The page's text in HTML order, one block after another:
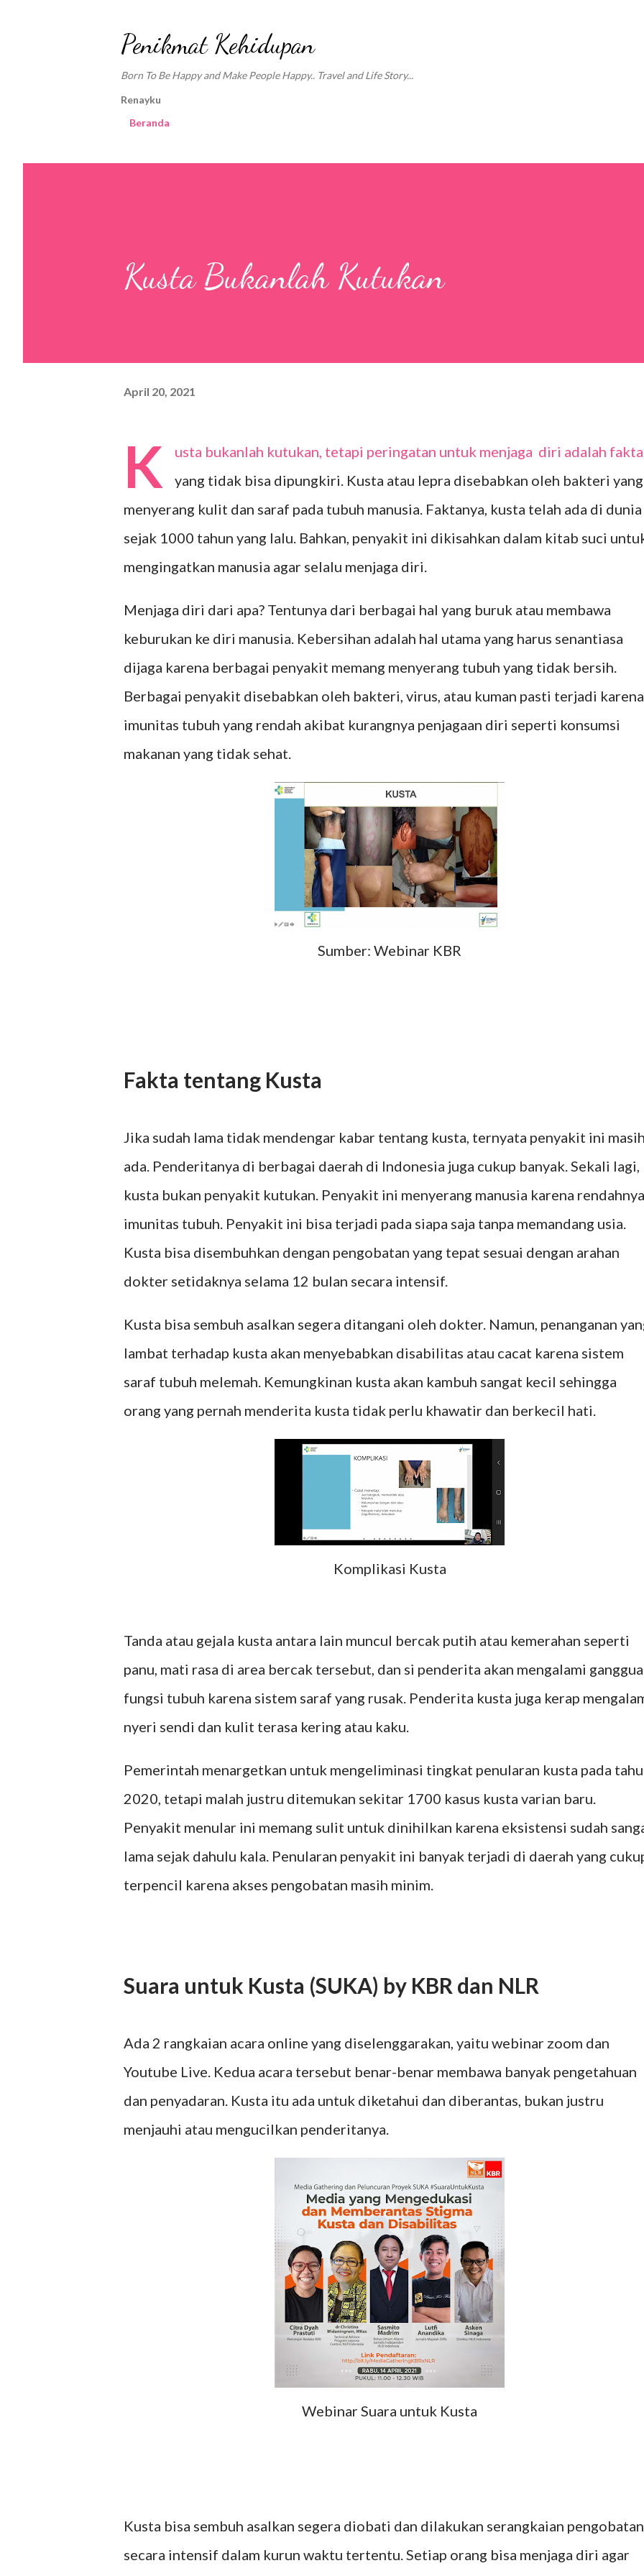
Penikmat Kehidupan
Born To Be Happy and Make People Happy.. Travel and Life Story...
Renayku
Beranda
Kusta Bukanlah Kutukan
April 20, 2021
K
usta bukanlah kutukan, tetapi peringatan untuk menjaga diri adalah fakta
yang tidak bisa dipungkiri. Kusta atau lepra disebabkan oleh bakteri yang
menyerang kulit dan saraf pada tubuh manusia. Faktanya, kusta telah ada di dunia
sejak 1000 tahun yang lalu. Bahkan, penyakit ini dikisahkan dalam kitab suci
mengingatkan manusia agar selalu menjaga diri.
Menjaga diri dari apa? Tentunya dari berbagai hal yang buruk atau membawa
keburukan ke diri manusia. Kebersihan adalah hal utama yang harus senantiasa
dijaga karena berbagai penyakit memang menyerang tubuh yang tidak bersih.
Berbagai penyakit disebabkan oleh bakteri, virus, atau kuman pasti terjadi karena
imunitas tubuh yang rendah akibat kurangnya penjagaan diri seperti konsumsi
makanan yang tidak sehat.
Sumber: Webinar KBR
Fakta tentang Kusta
Jika sudah lama tidak mendengar kabar tentang kusta, ternyata penyakit ini
ada. Penderitanya di berbagai daerah di Indonesia juga cukup banyak. Sekali lagi,
kusta bukan penyakit kutukan. Penyakit ini menyerang manusia karena rendahnya
imunitas tubuh. Penyakit ini bisa terjadi pada siapa saja tanpa memandang usia.
Kusta bisa disembuhkan dengan pengobatan yang tepat sesuai dengan arahan
dokter setidaknya selama 12 bulan secara intensif.
Kusta bisa sembuh asalkan segera ditangani oleh dokter. Namun, penanganan
lambat terhadap kusta akan menyebabkan disabilitas atau cacat karena sistem
saraf tubuh melemah. Kemungkinan kusta akan kambuh sangat kecil sehingga
orang yang pernah menderita kusta tidak perlu khawatir dan berkecil hati.
Komplikasi Kusta
Tanda atau gejala kusta antara lain muncul bercak putih atau kemerahan seperti
panu, mati rasa di area bercak tersebut, dan si penderita akan mengalami
fungsi tubuh karena sistem saraf yang rusak. Penderita kusta juga kerap
nyeri sendi dan kulit terasa kering atau kaku.
Pemerintah menargetkan untuk mengeliminasi tingkat penularan kusta pada
2020, tetapi malah justru ditemukan sekitar 1700 kasus kusta varian baru.
Penyakit menular ini memang sulit untuk dinihilkan karena eksistensi sudah
lama sejak dahulu kala. Penularan penyakit ini banyak terjadi di daerah yang
terpencil karena akses pengobatan masih minim.
Suara untuk Kusta (SUKA) by KBR dan NLR
Ada 2 rangkaian acara online yang diselenggarakan, yaitu webinar zoom dan
Youtube Live. Kedua acara tersebut benar-benar membawa banyak pengetahuan
dan penyadaran. Kusta itu ada untuk diketahui dan diberantas, bukan justru
menjauhi atau mengucilkan penderitanya.
Webinar Suara untuk Kusta
Kusta bisa sembuh asalkan segera diobati dan dilakukan serangkaian pengobatan
secara intensif dalam kurun waktu tertentu. Setiap orang bisa menjaga diri agar